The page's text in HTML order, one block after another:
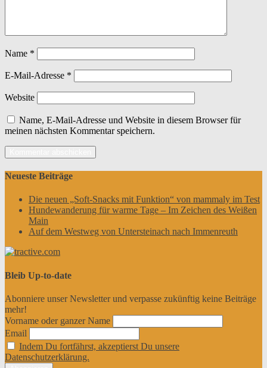
Name *
E-Mail-Adresse *
Website
Name, E-Mail-Adresse und Website in diesem Browser für
meinen nächsten Kommentar speichern.
Neueste Beiträge
Die neuen „Soft-Snacks mit Funktion“ von mammaly im Test
Hundewanderung für warme Tage – Im Zeichen des Weißen
Main
Auf dem Westweg von Untersteinach nach Immenreuth
Bleib Up-to-date
Abonniere unser Newsletter und verpasse zukünftig keine Beiträge
mehr!
Vorname oder ganzer Name
Email
Indem Du fortfährst, akzeptierst Du unsere
Datenschutzerklärung.